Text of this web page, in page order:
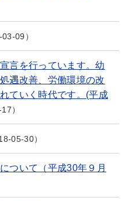
03-09
言を行っています。幼
遇改善、労働環境の改
ていく時代です。(平成
05-30
ついて（平成30年９月